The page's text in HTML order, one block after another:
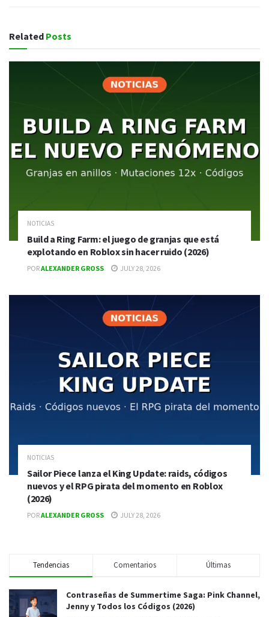
Related Posts
NOTICIAS
Build a Ring Farm: el juego de granjas que está
explotando en Roblox sin hacer ruido (2026)
PORALEXANDER GROSS JULY 28, 2026
NOTICIAS
Sailor Piece lanza el King Update: raids, códigos
nuevos y el RPG pirata del momento en Roblox
(2026)
PORALEXANDER GROSS JULY 28, 2026
Tendencias Comentarios Últimas
Contraseñas de Summertime Saga: Pink Channel,
Jenny y Todos los Códigos (2026)